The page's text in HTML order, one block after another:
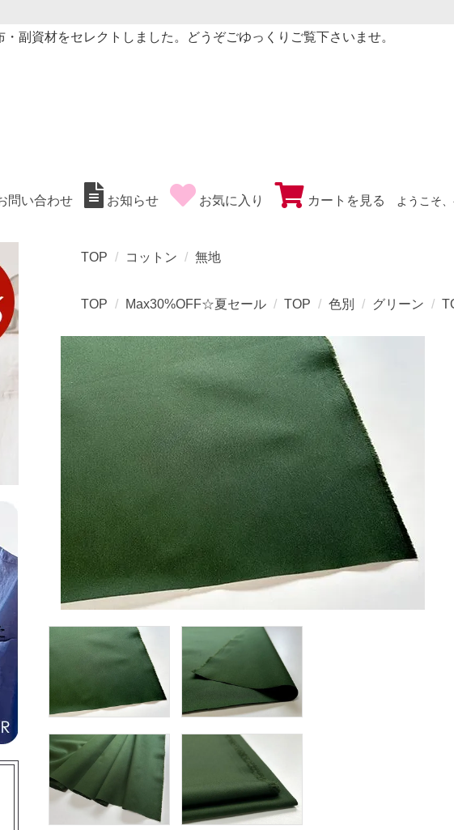
副資材をセレクトしました。どうぞごゆっくりご覧下さいませ。
問い合わせ お知らせ お気に入り カートを見る ようこそ
TOP コットン 無地
TOP Max30%OFF☆夏セール TOP 色別 グリーン